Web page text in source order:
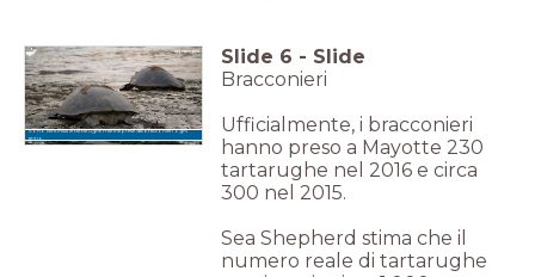
Sono centinaia le tartarughe marine prese dai bracconieri ogni
anno.
Slide 6 - Slide
Bracconieri
Ufficialmente, i bracconieri
hanno preso a Mayotte 230
tartarughe nel 2016 e circa
300 nel 2015.
Sea Shepherd stima che il
numero reale di tartarughe